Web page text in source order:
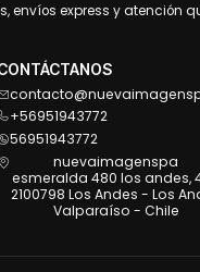
express y atención
+56951943772
56951943772
nuevaimagenspa
esmeralda 480 los andes,
2100798 Los Andes - Los
Valparaíso - Chile